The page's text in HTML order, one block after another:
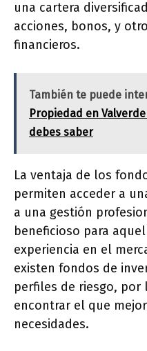
una cartera
acciones, bonos, y
financieros.
También te puede
Propiedad en
debes saber
La ventaja de los
permiten acceder a
a una gestión
beneficioso para
experiencia en el
existen fondos de
perfiles de riesgo, por
encontrar el que
necesidades.